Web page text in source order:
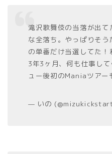
滝沢歌舞伎の当落が出
な全落ち。やっぱりそ
の単番だけ当選してた
3年3ヶ月、何も仕事し
ュー後初のManiaツアー
— いの